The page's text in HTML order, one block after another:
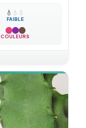
💧 💧 💧
FAIBLE
COULEURS